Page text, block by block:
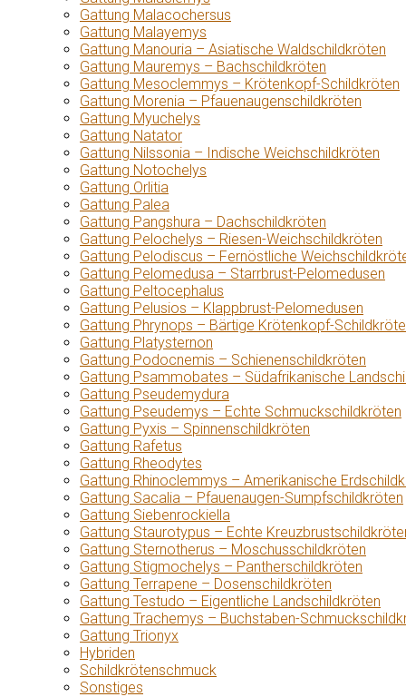
Gattung Malacochersus
Gattung Malayemys
Gattung Manouria – Asiatische Waldschildkröten
Gattung Mauremys – Bachschildkröten
Gattung Mesoclemmys – Krötenkopf-Schildkröten
Gattung Morenia – Pfauenaugenschildkröten
Gattung Myuchelys
Gattung Natator
Gattung Nilssonia – Indische Weichschildkröten
Gattung Notochelys
Gattung Orlitia
Gattung Palea
Gattung Pangshura – Dachschildkröten
Gattung Pelochelys – Riesen-Weichschildkröten
Gattung Pelodiscus – Fernöstliche
Gattung Pelomedusa – Starrbrust-Pelomedusen
Gattung Peltocephalus
Gattung Pelusios – Klappbrust-Pelomedusen
Gattung Phrynops – Bärtige Krötenkopf-
Gattung Platysternon
Gattung Podocnemis – Schienenschildkröten
Gattung Psammobates – Südafrikanische
Gattung Pseudemydura
Gattung Pseudemys – Echte Schmuckschildkröten
Gattung Pyxis – Spinnenschildkröten
Gattung Rafetus
Gattung Rheodytes
Gattung Rhinoclemmys – Amerikanische
Gattung Sacalia – Pfauenaugen-Sumpfschildkröten
Gattung Siebenrockiella
Gattung Staurotypus – Echte
Gattung Sternotherus – Moschusschildkröten
Gattung Stigmochelys – Pantherschildkröten
Gattung Terrapene – Dosenschildkröten
Gattung Testudo – Eigentliche Landschildkröten
Gattung Trachemys – Buchstaben-
Gattung Trionyx
Hybriden
Schildkrötenschmuck
Sonstiges